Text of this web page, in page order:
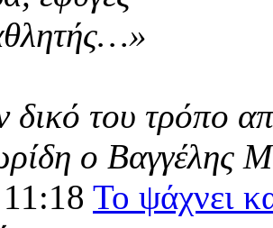
δικό του τρόπο
ο Βαγγέλης
Το ψάχνει